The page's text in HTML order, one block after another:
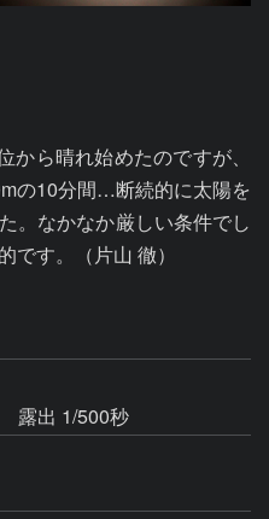
ら晴れ始めたのですが、
の10分間…断続的に太陽を
。なかなか厳しい条件でし
です。（片山 徹）
露出 1/500秒